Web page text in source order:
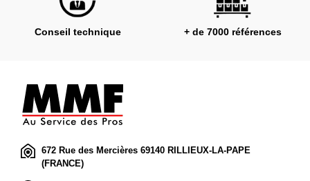
Conseil technique + de 7000 références
672 Rue des Mercières 69140 RILLIEUX-LA-PAPE
(FRANCE)